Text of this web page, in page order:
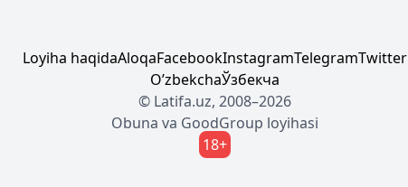
Loyiha haqidaAloqaFacebookInstagramTelegramTwitter
OʼzbekchaЎзбекча
© Latifa.uz, 2008–2026
Obuna va GoodGroup loyihasi
18+